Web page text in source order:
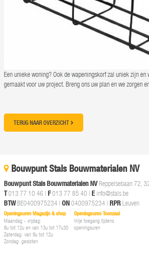
Een unieke woning? Ook de wapeningskorf zal uniek zijn
gemaakt voor uw project. Breng ons uw plan en we zorgen er
TERUG NAAR OVERZICHT
Bouwpunt Stals Bouwmaterialen NV
Bouwpunt Stals Bouwmaterialen NVReppelsebaan 72,
T013 77 10 46 | F013 77 85 40 | E info@stals.be
BTWBE0400975234 | ON0400975234 | RPR Leuven
Openingsuren Magazijn & shop
Maandag - vrijdag:
8u tot 12u en van 13u tot 17u30
Zaterdag: van 9u tot 12u
Zondag: gesloten
Openingsuren Toonzaal
Vrije toegang tijdens
openingsuren